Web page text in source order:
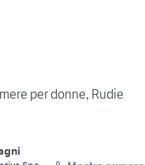
per donne, Rudie